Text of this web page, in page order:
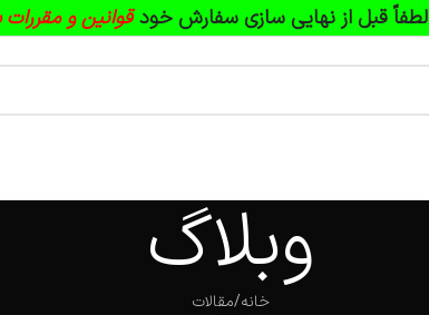
لطفاً قبل از نهایی سازی سفارش خودقوانین و
وبلاگ
خانه مقالات